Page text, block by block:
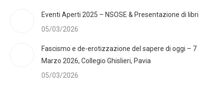
Eventi Aperti 2025 – NSOSE & Presentazione di libri
05/03/2026
Fascismo e de-erotizzazione del sapere di oggi – 7
Marzo 2026, Collegio Ghislieri, Pavia
05/03/2026